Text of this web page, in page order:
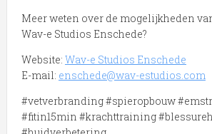
Meer weten over de mogelijkheden
Wav-e Studios Enschede?
Website: Wav-e Studios Enschede
E-mail: enschede@wav-estudios.com
#vetverbranding #spieropbouw
#fitin15min #krachttraining